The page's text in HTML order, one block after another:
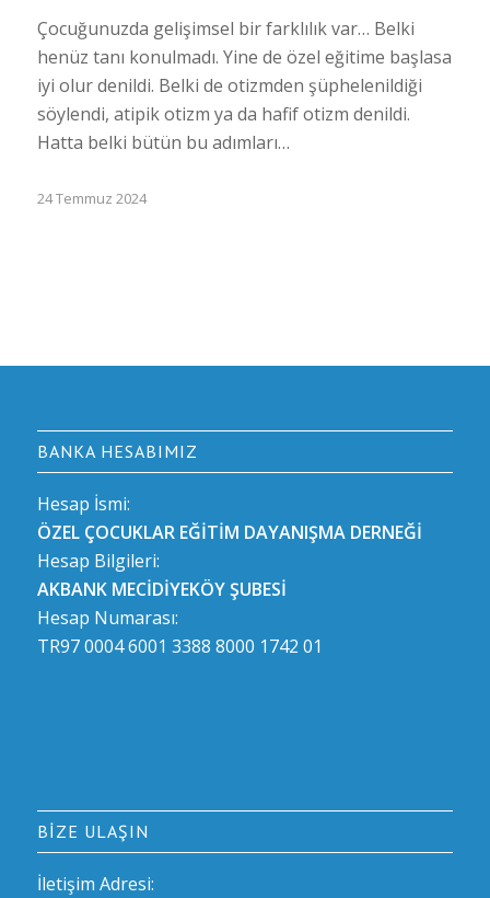
Çocuğunuzda gelişimsel bir farklılık var… Belki
henüz tanı konulmadı. Yine de özel eğitime başlasa
iyi olur denildi. Belki de otizmden şüphelenildiği
söylendi, atipik otizm ya da hafif otizm denildi.
Hatta belki bütün bu adımları…
24 Temmuz 2024
BANKA HESABIMIZ
Hesap İsmi:
ÖZEL ÇOCUKLAR EĞİTİM DAYANIŞMA DERNEĞİ
Hesap Bilgileri:
AKBANK MECİDİYEKÖY ŞUBESİ
Hesap Numarası:
TR97 0004 6001 3388 8000 1742 01
BIZE ULAŞIN
İletişim Adresi: